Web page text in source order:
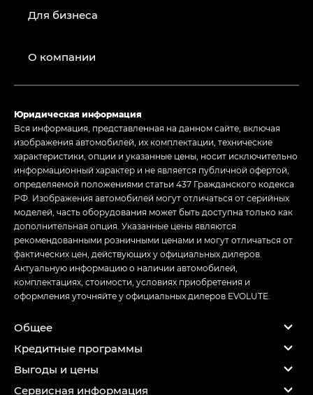
Для бизнеса
О компании
Юридическая информация
Вся информация, представленная на данном сайте, включая
изображения автомобилей, их комплектации, технические
характеристики, опции и указанные цены, носит исключительно
информационный характер и не является публичной офертой,
определяемой положениями статьи 437 Гражданского кодекса
РФ. Изображения автомобилей могут отличаться от серийных
моделей, часть оборудования может быть доступна только как
дополнительная опция. Указанные цены являются
рекомендованными розничными ценами и могут отличаться от
фактических цен, действующих у официальных дилеров.
Актуальную информацию о наличии автомобилей,
комплектациях, стоимости, условиях приобретения и
оформления уточняйте у официальных дилеров EVOLUTE.
Общее
Кредитные программы
Выгоды и цены
Сервисная информация